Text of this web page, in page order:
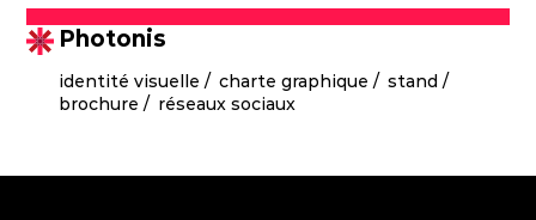
message de la marque.
mutation avec la transition climatique, le
Photonis
identité visuelle charte graphique
stand
brochure
réseaux sociaux